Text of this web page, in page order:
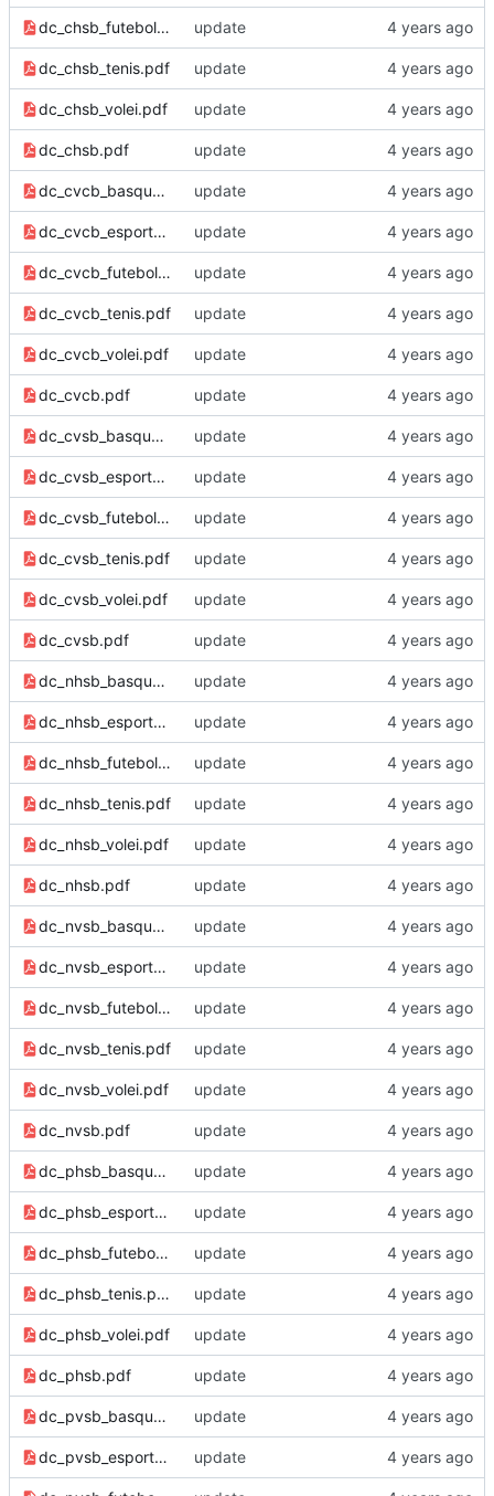
dc_chsb_futebol.pdf update
dc_chsb_tenis.pdf update
dc_chsb_volei.pdf update
dc_chsb.pdf update
dc_cvcb_basquete.pdf update
dc_cvcb_esports.pdf update
dc_cvcb_futebol.pdf update
dc_cvcb_tenis.pdf update
dc_cvcb_volei.pdf update
dc_cvcb.pdf update
dc_cvsb_basquete.pdf update
dc_cvsb_esports.pdf update
dc_cvsb_futebol.pdf update
dc_cvsb_tenis.pdf update
dc_cvsb_volei.pdf update
dc_cvsb.pdf update
dc_nhsb_basquete.pdf update
dc_nhsb_esports.pdf update
dc_nhsb_futebol.pdf update
dc_nhsb_tenis.pdf update
dc_nhsb_volei.pdf update
dc_nhsb.pdf update
dc_nvsb_basquete.pdf update
dc_nvsb_esports.pdf update
dc_nvsb_futebol.pdf update
dc_nvsb_tenis.pdf update
dc_nvsb_volei.pdf update
dc_nvsb.pdf update
dc_phsb_basquete.pdf update
dc_phsb_esports.pdf update
dc_phsb_futebol.pdf update
dc_phsb_tenis.pdf update
dc_phsb_volei.pdf update
dc_phsb.pdf update
dc_pvsb_basquete.pdf update
dc_pvsb_esports.pdf update